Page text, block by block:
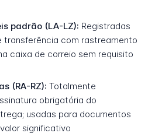
padrão (LA-LZ): Registradas
transferência com rastreamento
caixa de correio sem requisito
(RA-RZ): Totalmente
obrigatória do
usadas para documentos
significativo